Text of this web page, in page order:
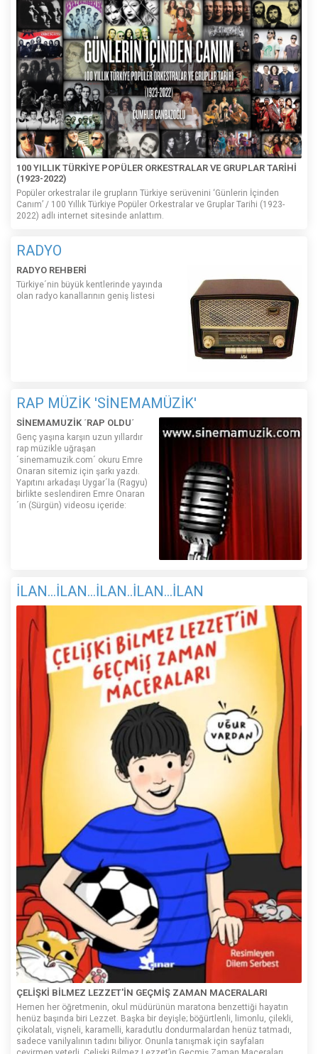
100 YILLIK TÜRKİYE POPÜLER ORKESTRALAR VE GRUPLAR TARİHİ
(1923-2022)
Popüler orkestralar ile grupların Türkiye serüvenini ‘Günlerin İçinden
Canım’ / 100 Yıllık Türkiye Popüler Orkestralar ve Gruplar Tarihi (1923-
2022) adlı internet sitesinde anlattım.
RADYO
RADYO REHBERİ
Türkiye´nin büyük kentlerinde yayında
olan radyo kanallarının geniş listesi
RAP MÜZİK 'SİNEMAMÜZİK'
SİNEMAMUZİK ´RAP OLDU´
Genç yaşına karşın uzun yıllardır
rap müzikle uğraşan
´sinemamuzik.com´ okuru Emre
Onaran sitemiz için şarkı yazdı.
Yapıtını arkadaşı Uygar´la (Ragyu)
birlikte seslendiren Emre Onaran
´ın (Sürgün) videosu içeride:
İLAN...İLAN...İLAN..İLAN...İLAN
ÇELİŞKİ BİLMEZ LEZZET'İN GEÇMİŞ ZAMAN MACERALARI
Hemen her öğretmenin, okul müdürünün maratona benzettiği hayatın
henüz başında biri Lezzet. Başka bir deyişle; böğürtlenli, limonlu, çilekli,
çikolatalı, vişneli, karamelli, karadutlu dondurmalardan henüz tatmadı,
sadece vanilyalının tadını biliyor. Onunla tanışmak için sayfaları